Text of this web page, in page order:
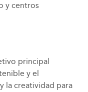
y centros
principal
y el
la creatividad para